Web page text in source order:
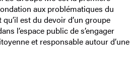
aux problématiques du
est du devoir d’un groupe
l’espace public de s’engager
et responsable autour d’une